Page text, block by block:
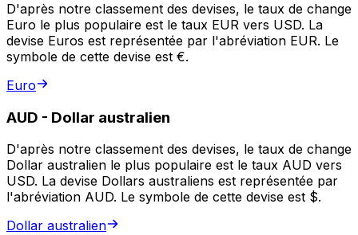
D'après notre classement des devises, le taux de change
Euro le plus populaire est le taux EUR vers USD. La
devise Euros est représentée par l'abréviation EUR. Le
symbole de cette devise est €.
Euro
AUD - Dollar australien
D'après notre classement des devises, le taux de change
Dollar australien le plus populaire est le taux AUD vers
USD. La devise Dollars australiens est représentée par
l'abréviation AUD. Le symbole de cette devise est $.
Dollar australien